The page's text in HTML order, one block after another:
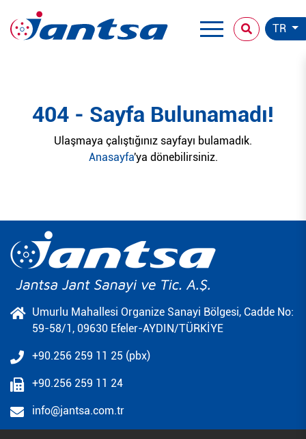
TR
404 - Sayfa Bulunamadı!
Ulaşmaya çalıştığınız sayfayı bulamadık.
Anasayfa'ya dönebilirsiniz.
Umurlu Mahallesi Organize Sanayi Bölgesi, Cadde No:
59-58/1, 09630 Efeler-AYDIN/TÜRKİYE
+90.256 259 11 25 (pbx)
+90.256 259 11 24
info@jantsa.com.tr